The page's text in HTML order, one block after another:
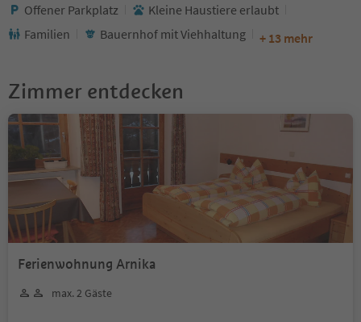
Offener Parkplatz
Kleine Haustiere erlaubt
Familien
Bauernhof mit Viehhaltung + 13 mehr
Zimmer entdecken
Ferienwohnung Arnika
max. 2 Gäste